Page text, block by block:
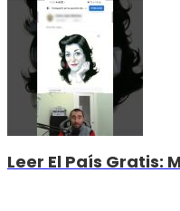
Leer El País Gratis: